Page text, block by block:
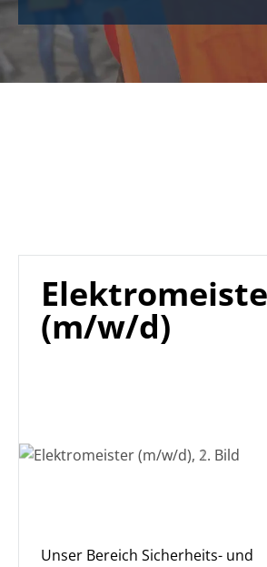
(m/w/d)
Unser Bereich Sicherheits- und